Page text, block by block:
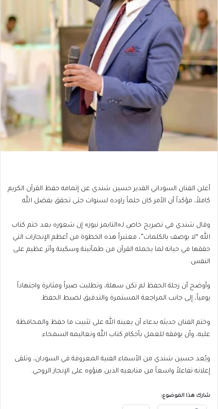
أعلن الفنان السوداني القدير حسين شندي عن إتمامه حفظ القرآن الكريم
كاملاً، مؤكداً أن الأمر كان حلماً راوده لسنوات حتى تحقق بفضل الله.
وقال شندي في تصريح خاص لـ«التايمز نيوز» إن شعوره بعد ختم كتاب
الله “لا يوصف بالكلمات”، معتبراً هذه الخطوة من أعظم الإنجازات التي
حققها في حياته لما يحمله القرآن من طمأنينة وسكينة وأثر عظيم على
النفس.
وأوضح أن رحلة الحفظ لم تكن سهلة، وتطلبت صبراً ومثابرة واجتهاداً
يومياً، إلى جانب المراجعة المستمرة والتدقيق لضبط الحفظ.
وختم الفنان حديثه بدعاء أن يعينه الله على تثبيت ما حفظ والمحافظة
عليه، وأن يوفقه للعمل بأحكام كتاب الله وتعاليمه السمحاء.
ويُعد حسين شندي من الأسماء الفنية المعروفة في السودان، وتلقى
إعلانه تفاعلاً واسعاً من متابعيه الذين هنؤوه على الإنجاز الروحي.
شارك هذا الموضوع: